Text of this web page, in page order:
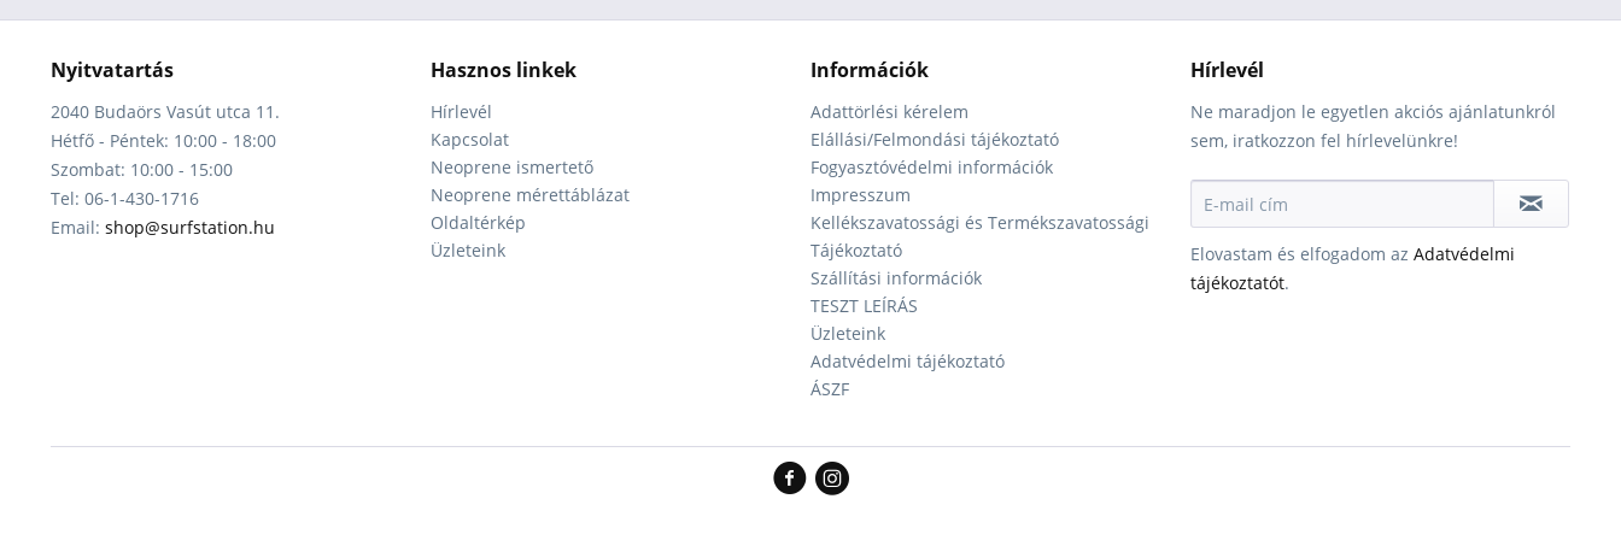
Nyitvatartás
2040 Budaörs Vasút utca 11.
Hétfő - Péntek: 10:00 - 18:00
Szombat: 10:00 - 15:00
Tel: 06-1-430-1716
Email: shop@surfstation.hu
Hasznos linkek
Hírlevél
Kapcsolat
Neoprene ismertető
Neoprene mérettáblázat
Oldaltérkép
Üzleteink
Információk
Adattörlési kérelem
Elállási/Felmondási tájékoztató
Fogyasztóvédelmi információk
Impresszum
Kellékszavatossági és Termékszavatossági
Tájékoztató
Szállítási információk
TESZT LEÍRÁS
Üzleteink
Adatvédelmi tájékoztató
ÁSZF
Hírlevél
Ne maradjon le egyetlen akciós ajánlatunkról
sem, iratkozzon fel hírlevelünkre!
Elovastam és elfogadom az Adatvédelmi
tájékoztatót.